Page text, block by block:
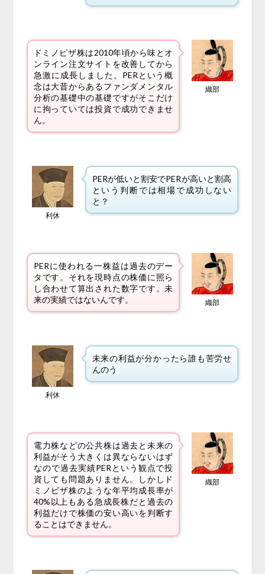
ドミノピザ株は2010年頃から味とオ
ンライン注文サイトを改善してから
急激に成長しました。PERという概
念は大昔からあるファンダメンタル
分析の基礎中の基礎ですがそこだけ
に拘っていては投資で成功できませ
ん。
織部
利休
PERが低いと割安でPERが高いと割高
という判断では相場で成功しない
と？
PERに使われる一株益は過去のデー
タです。それを現時点の株価に照ら
し合わせて算出された数字です。未
来の実績ではないんです。
織部
利休
未来の利益が分かったら誰も苦労せ
んのう
電力株などの公共株は過去と未来の
利益がそう大きくは異ならないはず
なので過去実績PERという観点で投
資しても問題ありません。しかしド
ミノピザ株のような年平均成長率が
40%以上もある急成長株だと過去の
利益だけで株価の安い高いを判断す
ることはできません。
織部